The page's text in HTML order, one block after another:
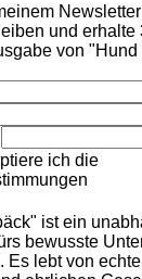
und erhalte
von "Hund
ich die